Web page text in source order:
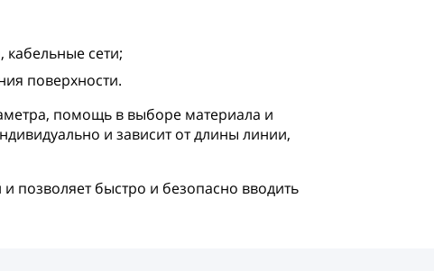
сети;
поверхности.
помощь в выборе материала и
и зависит от длины линии,
позволяет быстро и безопасно вводить